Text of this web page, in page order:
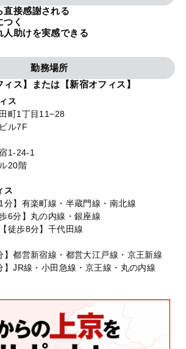
直接感謝される
つく
人助けを実感できる
勤務場所
ィス】または【新宿オフィス】
ス
町1丁目11−28
ル7F
1-24-1
20階
ス
1分】有楽町線・半蔵門線・南北線
歩6分】丸の内線・銀座線
【徒歩8分】千代田線
】都営新宿線・都営大江戸線・京王新線
】JR線・小田急線・京王線・丸の内線